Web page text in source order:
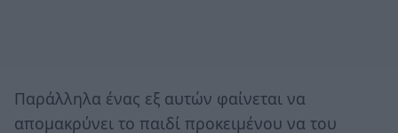
Παράλληλα ένας εξ αυτών φαίνεται να
απομακρύνει το παιδί προκειμένου να του